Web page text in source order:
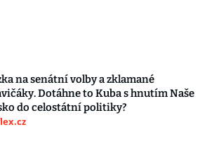
na senátní volby a zklamané
Dotáhne to Kuba s hnutím Naše
do celostátní politiky?